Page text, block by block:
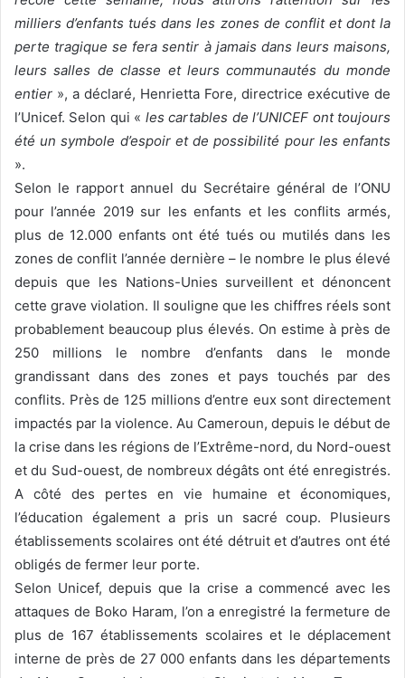
milliers d’enfants tués dans les zones de conflit et dont la
perte tragique se fera sentir à jamais dans leurs maisons,
leurs salles de classe et leurs communautés du monde
entier », a déclaré, Henrietta Fore, directrice exécutive de
l’Unicef. Selon qui « les cartables de l’UNICEF ont toujours
été un symbole d’espoir et de possibilité pour les enfants
».
Selon le rapport annuel du Secrétaire général de l’ONU
pour l’année 2019 sur les enfants et les conflits armés,
plus de 12.000 enfants ont été tués ou mutilés dans les
zones de conflit l’année dernière – le nombre le plus élevé
depuis que les Nations-Unies surveillent et dénoncent
cette grave violation. Il souligne que les chiffres réels sont
probablement beaucoup plus élevés. On estime à près de
250 millions le nombre d’enfants dans le monde
grandissant dans des zones et pays touchés par des
conflits. Près de 125 millions d’entre eux sont directement
impactés par la violence. Au Cameroun, depuis le début de
la crise dans les régions de l’Extrême-nord, du Nord-ouest
et du Sud-ouest, de nombreux dégâts ont été enregistrés.
A côté des pertes en vie humaine et économiques,
l’éducation également a pris un sacré coup. Plusieurs
établissements scolaires ont été détruit et d’autres ont été
obligés de fermer leur porte.
Selon Unicef, depuis que la crise a commencé avec les
attaques de Boko Haram, l’on a enregistré la fermeture de
plus de 167 établissements scolaires et le déplacement
interne de près de 27 000 enfants dans les départements